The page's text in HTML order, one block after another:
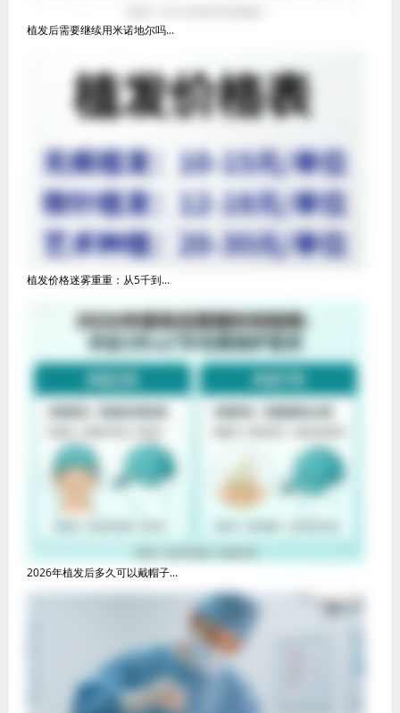
植发后需要继续用米诺地尔吗...
植发价格迷雾重重：从5千到...
2026年植发后多久可以戴帽子...